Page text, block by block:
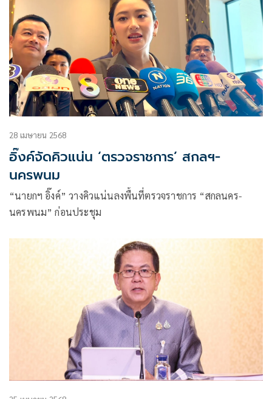
28 เมษายน 2568
อิ๊งค์จัดคิวแน่น ‘ตรวจราชการ’ สกลฯ-
นครพนม
“นายกฯ อิ๊งค์” วางคิวแน่นลงพื้นที่ตรวจราชการ “สกลนคร-
นครพนม” ก่อนประชุม